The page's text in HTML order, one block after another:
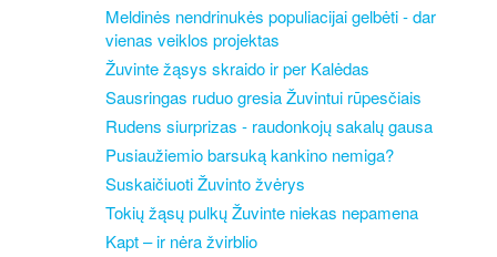
Meldinės nendrinukės populiacijai gelbėti - dar
vienas veiklos projektas
Žuvinte žąsys skraido ir per Kalėdas
Sausringas ruduo gresia Žuvintui rūpesčiais
Rudens siurprizas - raudonkojų sakalų gausa
Pusiaužiemio barsuką kankino nemiga?
Suskaičiuoti Žuvinto žvėrys
Tokių žąsų pulkų Žuvinte niekas nepamena
Kapt – ir nėra žvirblio